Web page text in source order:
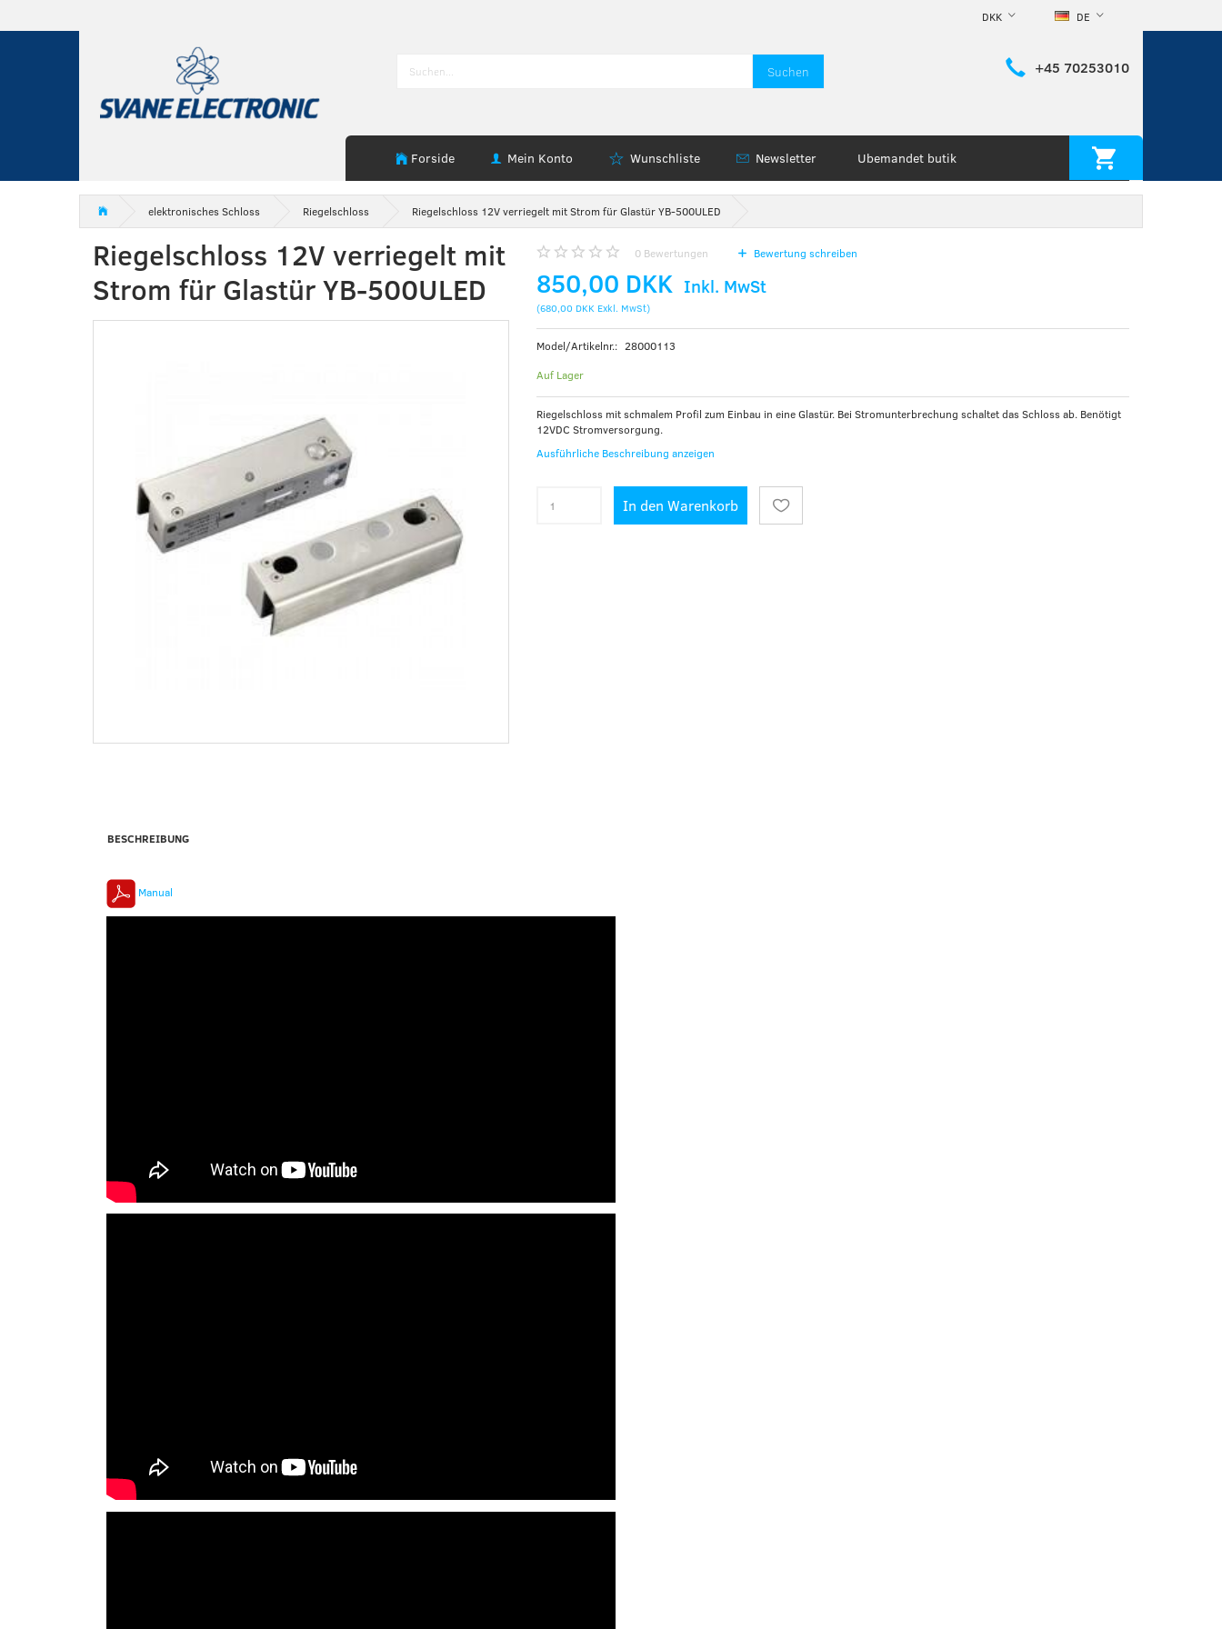
DE
DKK
Suchen +45 70253010
Forside Mein Konto Wunschliste Newsletter Ubemandet butik
elektronisches Schloss Riegelschloss Riegelschloss 12V verriegelt mit Strom für Glastür YB-500ULED
Riegelschloss 12V verriegelt mit
Strom für Glastür YB-500ULED
0Bewertungen Bewertung schreiben
850,00 DKK Inkl. MwSt
(680,00 DKKExkl. MwSt)
Model/Artikelnr.: 28000113
Auf Lager
Riegelschloss mit schmalem Profil zum Einbau in eine Glastür. Bei Stromunterbrechung schaltet das Schloss ab. Benötigt
12VDC Stromversorgung.
Ausführliche Beschreibung anzeigen
In den Warenkorb
BESCHREIBUNG
Manual